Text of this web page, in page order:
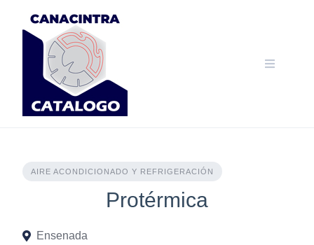
AIRE ACONDICIONADO Y REFRIGERACIÓN
Protérmica
Ensenada